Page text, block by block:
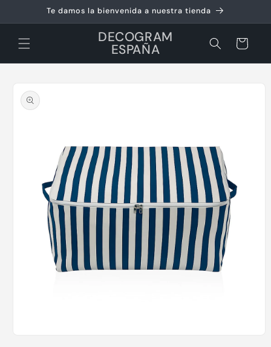
directamente
al contenido
Te damos la bienvenida a nuestra tienda
DECOGRAM
ESPAÑA Carrito
a la
información